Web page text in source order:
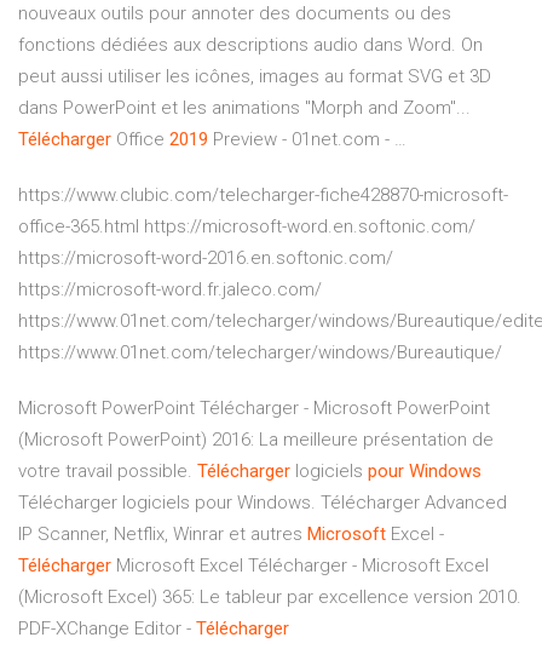
nouveaux outils pour annoter des documents ou des
fonctions dédiées aux descriptions audio dans Word. On
peut aussi utiliser les icônes, images au format SVG et 3D
dans PowerPoint et les animations "Morph and Zoom"...
Télécharger Office 2019 Preview - 01net.com - …
https://www.clubic.com/telecharger-fiche428870-microsoft-
office-365.html https://microsoft-word.en.softonic.com/
https://microsoft-word-2016.en.softonic.com/
https://microsoft-word.fr.jaleco.com/
https://www.01net.com/telecharger/windows/Bureautique/
https://www.01net.com/telecharger/windows/Bureautique/
Microsoft PowerPoint Télécharger - Microsoft PowerPoint
(Microsoft PowerPoint) 2016: La meilleure présentation de
votre travail possible. Télécharger logiciels pour Windows
Télécharger logiciels pour Windows. Télécharger Advanced
IP Scanner, Netflix, Winrar et autres Microsoft Excel -
Télécharger Microsoft Excel Télécharger - Microsoft Excel
(Microsoft Excel) 365: Le tableur par excellence version 2010.
PDF-XChange Editor - Télécharger